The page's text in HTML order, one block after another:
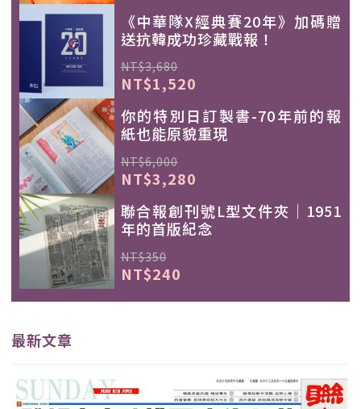
《中華隊X經典賽20年》加碼贈
送抗韓成功珍藏戰報！
NT$3,680
NT$1,520
你的特別日訂製書-70年前的報
紙也能原貌重現
NT$6,000
NT$3,280
聯合報創刊號L型文件夾｜1951
年的首版紀念
NT$350
NT$240
最新文章